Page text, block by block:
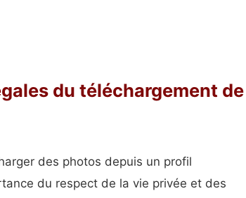
du téléchargement de
des photos depuis un profil
du respect de la vie privée et des